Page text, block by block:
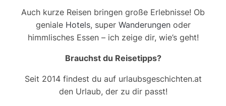
Auch kurze Reisen bringen große Erlebnisse! Ob
geniale Hotels, super Wanderungenoder
himmlisches Essen – ich zeige dir, wie’s geht!
Brauchst du Reisetipps?
Seit 2014 findest du auf urlaubsgeschichten.at
den Urlaub, der zu dir passt!